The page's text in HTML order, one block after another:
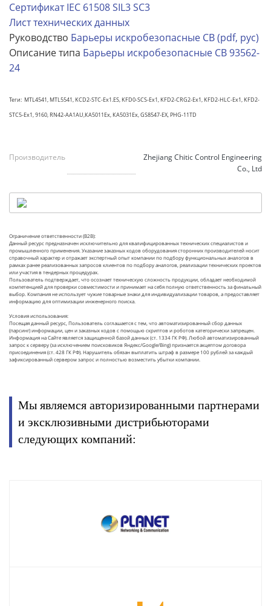
Сертификат IEC 61508 SIL3 SC3
Лист технических данных
Руководство Барьеры искробезопасные CB (pdf, рус)
Описание типа Барьеры искробезопасные CB 93562-
24
Теги: MTL4541, MTL5541, KCD2-STC-Ex1.ES, KFD0-SCS-Ex1, KFD2-CRG2-Ex1, KFD2-HLC-Ex1, KFD2-
STC5-Ex1, 9160, RN42-AA1AU,КА5011Ех, КА5031Ех, GS8547-EX, PHG-11TD
Производитель
Zhejiang Chitic Control Engineering
Co., Ltd
Ограничение ответственности (B2B):
Данный ресурс предназначен исключительно для квалифицированных технических специалистов и
промышленного применения. Указание заказных кодов оборудования сторонних производителей носит
справочный характер и отражает экспертный опыт компании по подбору функциональных аналогов в
рамках ранее реализованных запросов клиентов по подбору аналогов, реализации технических проектов
или участия в тендерных процедурах.
Пользователь подтверждает, что осознает техническую сложность продукции, обладает необходимой
компетенцией для проверки совместимости и принимает на себя полную ответственность за финальный
выбор. Компания не использует чужие товарные знаки для индивидуализации товаров, а предоставляет
информацию для оптимизации инженерного поиска.
Условия использования:
Посещая данный ресурс, Пользователь соглашается с тем, что автоматизированный сбор данных
(парсинг) информации, цен и заказных кодов с помощью скриптов и роботов категорически запрещен.
Информация на Сайте является защищенной базой данных (ст. 1334 ГК РФ). Любой автоматизированный
запрос к серверу (за исключением поисковиков Яндекс/Google/Bing) признается акцептом договора
присоединения (ст. 428 ГК РФ). Нарушитель обязан выплатить штраф в размере 100 рублей за каждый
зафиксированный сервером запрос и полностью возместить убытки компании.
Мы являемся авторизированными партнерами
и эксклюзивными дистрибьюторами
следующих компаний: